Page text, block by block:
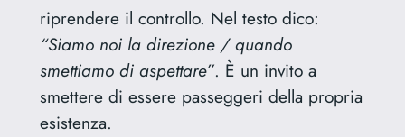
riprendere il controllo. Nel testo dico:
“Siamo noi la direzione / quando
smettiamo di aspettare”. È un invito a
smettere di essere passeggeri della propria
esistenza.